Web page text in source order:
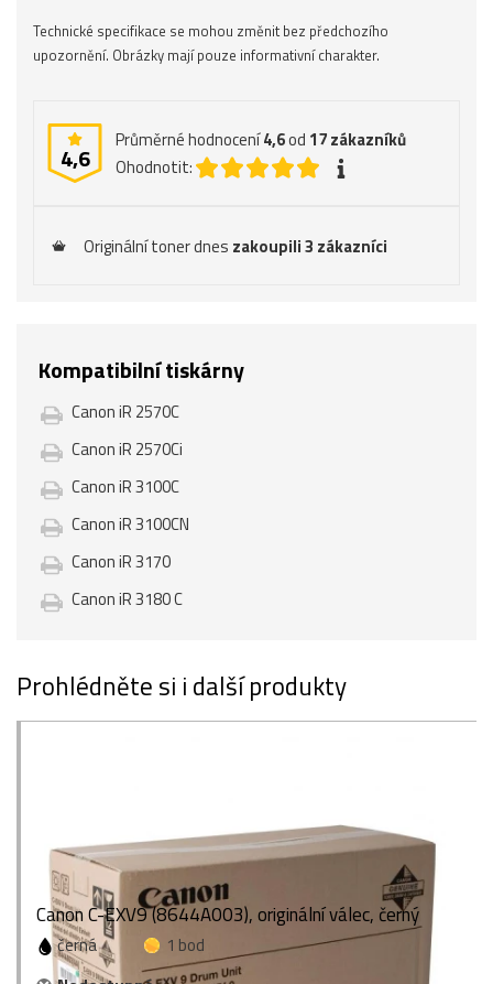
Technické specifikace se mohou změnit bez předchozího
upozornění. Obrázky mají pouze informativní charakter.
4,6
Průměrné hodnocení4,6od 17zákazníků
Ohodnotit:
Originální toner dnes zakoupili 3 zákazníci
Kompatibilní tiskárny
Canon iR 2570C
Canon iR 2570Ci
Canon iR 3100C
Canon iR 3100CN
Canon iR 3170
Canon iR 3180 C
Prohlédněte si i další produkty
Canon C-EXV9 (8644A003), originální válec, černý
černá
1 bod